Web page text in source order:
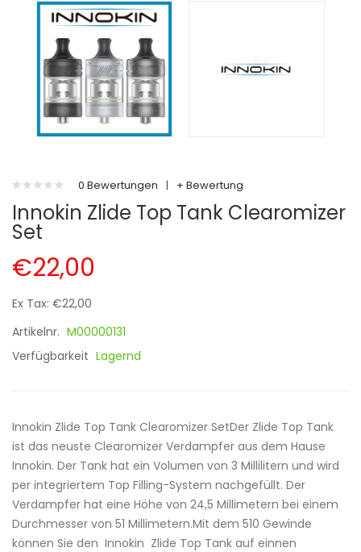
0 Bewertungen | + Bewertung
Innokin Zlide Top Tank Clearomizer
Set
€22,00
Ex Tax: €22,00
Artikelnr. M00000131
Verfügbarkeit Lagernd
Innokin Zlide Top Tank Clearomizer SetDer Zlide Top Tank
ist das neuste Clearomizer Verdampfer aus dem Hause
Innokin. Der Tank hat ein Volumen von 3 Millilitern und wird
per integriertem Top Filling-System nachgefüllt. Der
Verdampfer hat eine Höhe von 24,5 Millimetern bei einem
Durchmesser von 51 Millimetern.Mit dem 510 Gewinde
können Sie den Innokin Zlide Top Tank auf einnen